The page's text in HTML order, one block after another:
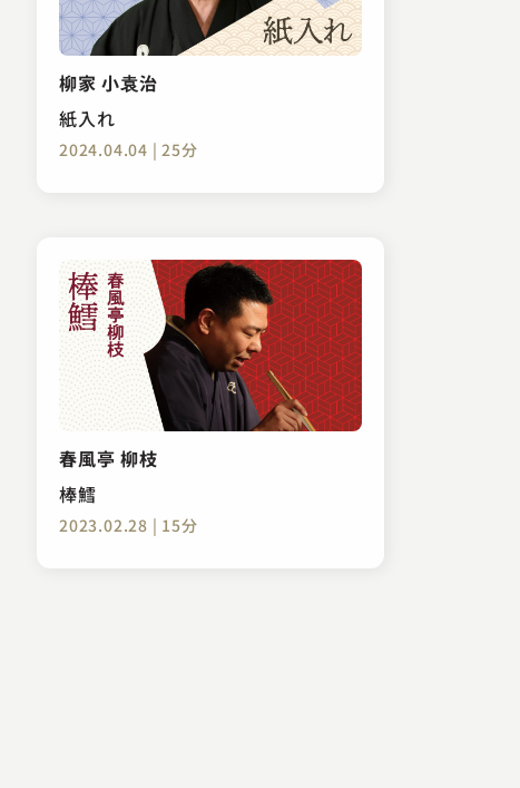
柳家 小袁治
紙入れ
2024.04.04 | 25分
春風亭 柳枝
棒鱈
2023.02.28 | 15分